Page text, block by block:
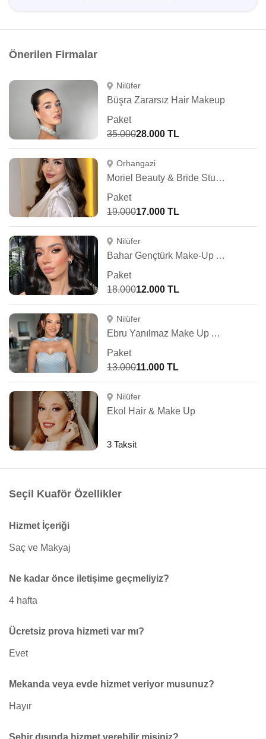
Önerilen Firmalar
Nilüfer
Büşra Zararsız Hair Makeup
Paket
35.00028.000 TL
Orhangazi
Moriel Beauty & Bride Studio
Paket
19.00017.000 TL
Nilüfer
Bahar Gençtürk Make-Up Artist
Paket
18.00012.000 TL
Nilüfer
Ebru Yanılmaz Make Up Artist
Paket
13.00011.000 TL
Nilüfer
Ekol Hair & Make Up
3 Taksit
Seçil Kuaför Özellikler
Hizmet İçeriği
Saç ve Makyaj
Ne kadar önce iletişime geçmeliyiz?
4 hafta
Ücretsiz prova hizmeti var mı?
Evet
Mekanda veya evde hizmet veriyor musunuz?
Hayır
Şehir dışında hizmet verebilir misiniz?